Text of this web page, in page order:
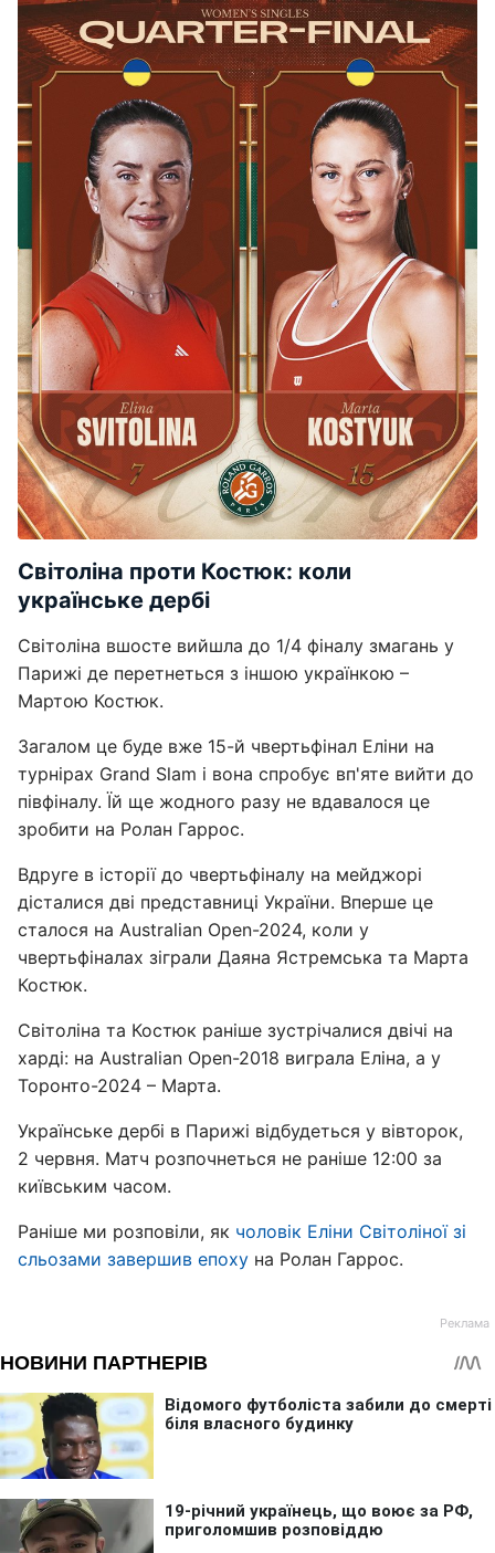
Світоліна проти Костюк: коли
українське дербі
Світоліна вшосте вийшла до 1/4 фіналу змагань у
Парижі де перетнеться з іншою українкою –
Мартою Костюк.
Загалом це буде вже 15-й чвертьфінал Еліни на
турнірах Grand Slam і вона спробує вп'яте вийти до
півфіналу. Їй ще жодного разу не вдавалося це
зробити на Ролан Гаррос.
Вдруге в історії до чвертьфіналу на мейджорі
дісталися дві представниці України. Вперше це
сталося на Australian Open-2024, коли у
чвертьфіналах зіграли Даяна Ястремська та Марта
Костюк.
Світоліна та Костюк раніше зустрічалися двічі на
харді: на Australian Open-2018 виграла Еліна, а у
Торонто-2024 – Марта.
Українське дербі в Парижі відбудеться у вівторок,
2 червня. Матч розпочнеться не раніше 12:00 за
київським часом.
Раніше ми розповіли, як чоловік Еліни Світоліної зі
сльозами завершив епоху на Ролан Гаррос.